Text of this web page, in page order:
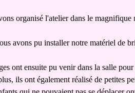
organisé l'atelier dans le
avons pu installer notre matériel de
ont ensuite pu venir dans la salle
ils ont également réalisé de petites